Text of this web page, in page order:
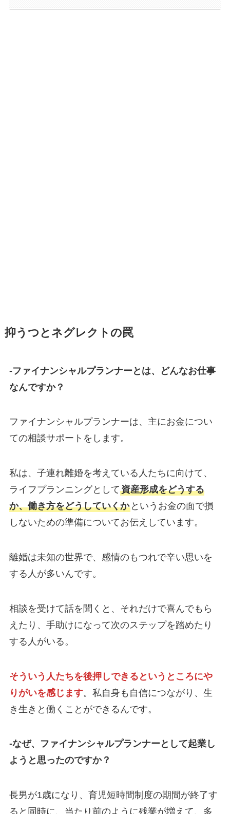
抑うつとネグレクトの罠
-ファイナンシャルプランナーとは、どんなお仕事
なんですか？
ファイナンシャルプランナーは、主にお金につい
ての相談サポートをします。
私は、子連れ離婚を考えている人たちに向けて、
ライフプランニングとして資産形成をどうする
か、働き方をどうしていくかというお金の面で損
しないための準備についてお伝えしています。
離婚は未知の世界で、感情のもつれで辛い思いを
する人が多いんです。
相談を受けて話を聞くと、それだけで喜んでもら
えたり、手助けになって次のステップを踏めたり
する人がいる。
そういう人たちを後押しできるというところにや
りがいを感じます。私自身も自信につながり、生
き生きと働くことができるんです。
-なぜ、ファイナンシャルプランナーとして起業し
ようと思ったのですか？
長男が1歳になり、育児短時間制度の期間が終了す
ると同時に、当たり前のように残業が増えて、多